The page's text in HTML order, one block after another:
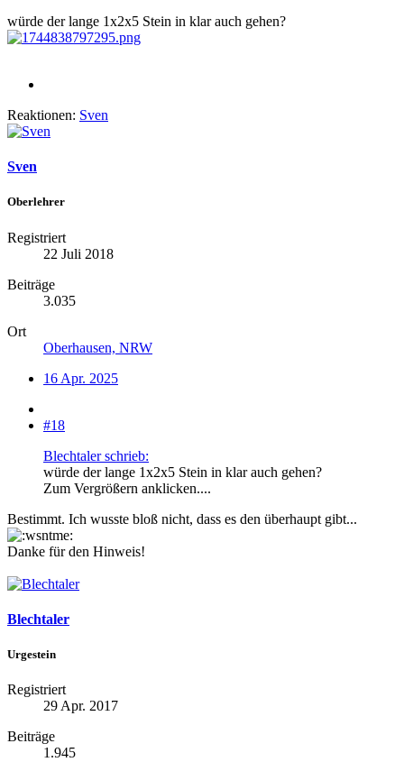
würde der lange 1x2x5 Stein in klar auch gehen?
Reaktionen: Sven
Sven
Oberlehrer
Registriert
22 Juli 2018
Beiträge
3.035
Ort
Oberhausen, NRW
16 Apr. 2025
#18
Blechtaler schrieb:
würde der lange 1x2x5 Stein in klar auch gehen?
Zum Vergrößern anklicken....
Bestimmt. Ich wusste bloß nicht, dass es den überhaupt gibt...
Danke für den Hinweis!
Blechtaler
Urgestein
Registriert
29 Apr. 2017
Beiträge
1.945